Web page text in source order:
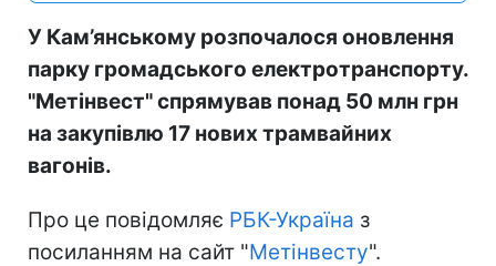
У Кам’янському розпочалося оновлення
парку громадського електротранспорту.
"Метінвест" спрямував понад 50 млн грн
на закупівлю 17 нових трамвайних
вагонів.
Про це повідомляє РБК-Україна з
посиланням на сайт "Метінвесту".